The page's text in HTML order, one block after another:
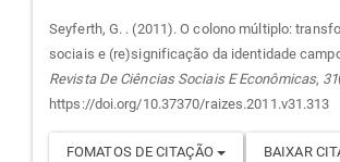
do
artigo
Seyferth, G. . (2011). O colono múltiplo:
sociais e (re)significação da identidade
Revista De Ciências Sociais E Econômicas, 31
https://doi.org/10.37370/raizes.2011.v31.313
FOMATOS DE CITAÇÃO BAIXAR